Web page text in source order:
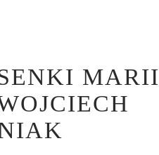
MARII